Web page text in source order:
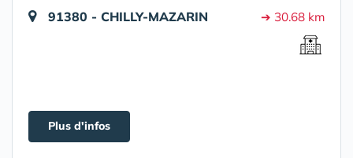
91380 - CHILLY-MAZARIN ➔ 30.68 km
Plus d'infos